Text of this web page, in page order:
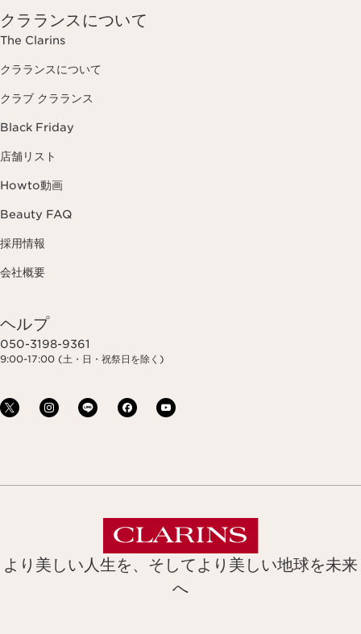
クラランスについて
The Clarins
クラランスについて
クラブ クラランス
Black Friday
店舗リスト
Howto動画
Beauty FAQ
採用情報
会社概要
ヘルプ
050-3198-9361
9:00-17:00 (土・日・祝祭日を除く)
より美しい人生を、そしてより美しい地球を未来
へ